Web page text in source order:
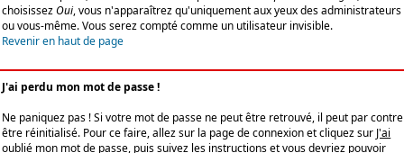
choisissezOui, vous n'apparaîtrez qu'uniquement aux yeux des administrateurs
ou vous-même. Vous serez compté comme un utilisateur invisible.
Revenir en haut de page
J'ai perdu mon mot de passe !
Ne paniquez pas ! Si votre mot de passe ne peut être retrouvé, il peut par contre
être réinitialisé. Pour ce faire, allez sur la page de connexion et cliquez sur J'ai
oublié mon mot de passe, puis suivez les instructions et vous devriez pouvoir